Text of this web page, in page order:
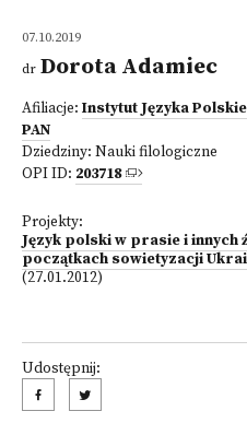
07.10.2019
dr Dorota Adamiec
Afiliacje: Instytut Języka
PAN
Dziedziny: Nauki filologiczne
OPI ID: 203718
Projekty:
Język polski w prasie i innych
początkach sowietyzacji
(27.01.2012)
Udostępnij: